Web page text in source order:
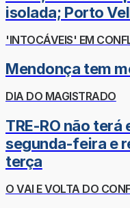
isolada; Porto
'INTOCÁVEIS' EM
Mendonça tem
DIA DO MAGISTRADO
TRE-RO não
segunda-feira e
terça
O VAI E VOLTA DO